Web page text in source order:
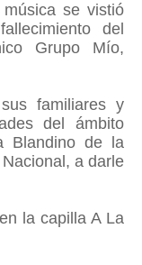
se vistió
del
Grupo Mío,
familiares y
del ámbito
Blandino de la
a darle
la capilla A La